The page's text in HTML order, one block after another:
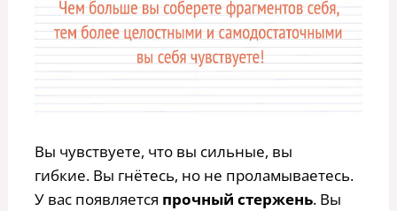
Вы чувствуете, что вы сильные, вы
гибкие. Вы гнётесь, но не проламываетесь.
У вас появляется прочный стержень. Вы